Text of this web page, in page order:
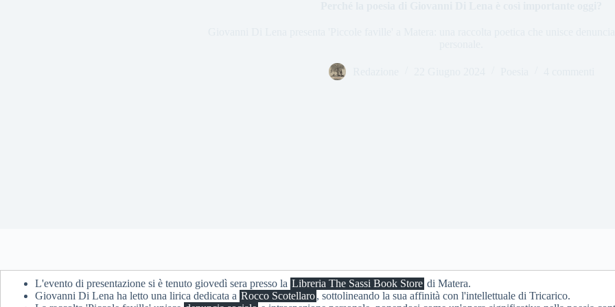
L'evento di presentazione si è tenuto giovedì sera presso la Libreria The Sassi Book Store di Matera.
Giovanni Di Lena ha letto una lirica dedicata a Rocco Scotellaro, sottolineando la sua affinità con l'intellettuale di Tricarico.